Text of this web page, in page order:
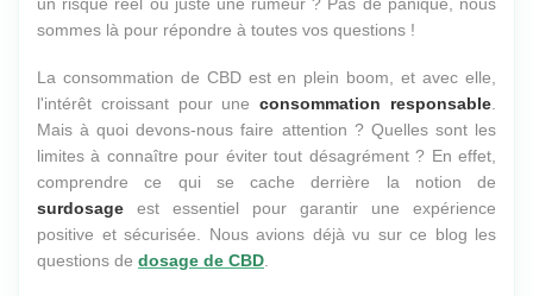
un risque réel ou juste une rumeur ? Pas de panique, nous
sommes là pour répondre à toutes vos questions !
La consommation de CBD est en plein boom, et avec elle,
l'intérêt croissant pour uneconsommation responsable.
Mais à quoi devons-nous faire attention ? Quelles sont les
limites à connaître pour éviter tout désagrément ? En effet,
comprendre ce qui se cache derrière la notion de
surdosage est essentiel pour garantir une expérience
positive et sécurisée. Nous avions déjà vu sur ce blog les
questions de dosage de CBD.